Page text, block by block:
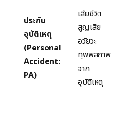
ประกัน
อุบัติเหตุ
(Personal
Accident:
PA)
เสียชีวิต
สูญเสีย
อวัยวะ
ทุพพลภาพ
จาก
อุบัติเหตุ